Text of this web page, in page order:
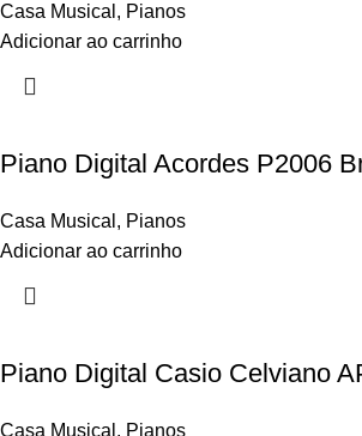
Casa Musical , Pianos
Adicionar ao carrinho
Piano Digital Acordes P2006
Casa Musical , Pianos
Adicionar ao carrinho
Piano Digital Casio Celviano
Casa Musical , Pianos